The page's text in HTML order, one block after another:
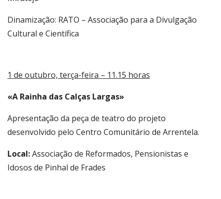
Dinamização: RATO – Associação para a Divulgação
Cultural e Científica
1 de outubro, terça-feira – 11.15 horas
«A Rainha das Calças Largas»
Apresentação da peça de teatro do projeto
desenvolvido pelo Centro Comunitário de Arrentela.
Local:Associação de Reformados, Pensionistas e
Idosos de Pinhal de Frades